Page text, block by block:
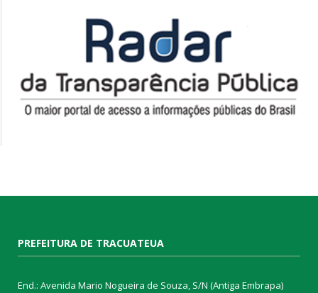
PREFEITURA DE TRACUATEUA
End.: Avenida Mario Nogueira de Souza, S/N (Antiga Embrapa)